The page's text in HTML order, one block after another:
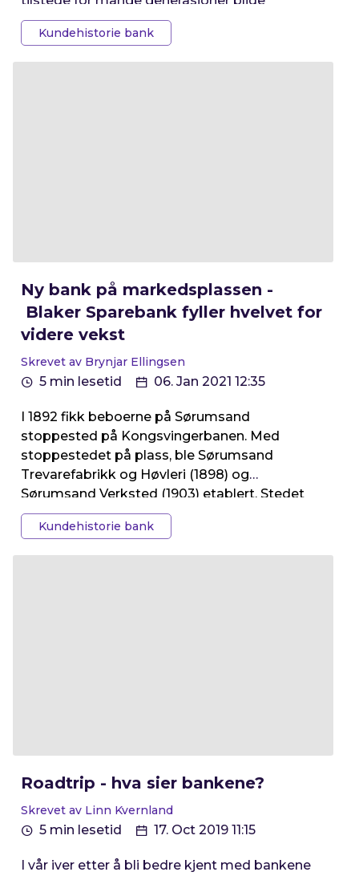
sørlendinger. Nå kan også din bedrift plassere
penger i banken via Fixrate.
Kundehistorie bank
Ny bank på markedsplassen -
Blaker Sparebank fyller hvelvet for
videre vekst
Skrevet av Brynjar Ellingsen
5 min lesetid 06. Jan 2021 12:35
I 1892 fikk beboerne på Sørumsand
stoppested på Kongsvingerbanen. Med
stoppestedet på plass, ble Sørumsand
Trevarefabrikk og Høvleri (1898) og
Sørumsand Verksted (1903) etablert. Stedet
fikk raskt flere innbyggere, og Blaker
Sparebank etablerte seg på stedet litt ut på
1900-tallet. Senere ble også hovedkontoret
Kundehistorie bank
Roadtrip - hva sier bankene?
Skrevet av Linn Kvernland
5 min lesetid 17. Oct 2019 11:15
I vår iver etter å bli bedre kjent med bankene